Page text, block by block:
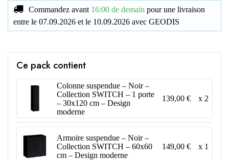
Commandez avant 16:00 de demain pour une livraison
entre le 07.09.2026 et le 10.09.2026 avec GEODIS
Ce pack contient
Colonne suspendue – Noir –
Collection SWITCH – 1 porte
– 30x120 cm – Design
moderne
139,00 € x 2
Armoire suspendue – Noir –
Collection SWITCH – 60x60
cm – Design moderne
149,00 € x 1